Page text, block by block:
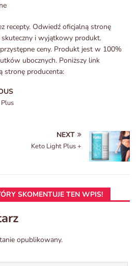
recepty. Odwiedź oficjalną stronę
i wyjątkowy produkt.
ceny. Produkt jest w 100%
ubocznych. Poniższy link
stronę producenta:
NEXT
Keto Light Plus +
SKOMENTUJE TEN WPIS!
opublikowany.